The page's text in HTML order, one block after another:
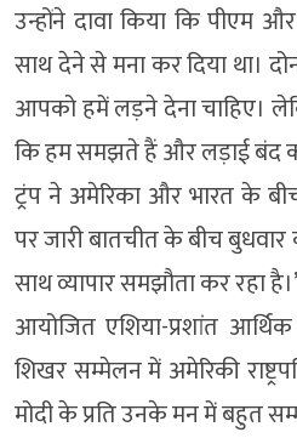
उन्होंने दावा किया कि
साथ देने से मना कर दिया था।
आपको हमें लड़ने देना चाहिए।
कि हम समझते हैं और लड़ाई बंद कर
ट्रंप ने अमेरिका और भारत के
पर जारी बातचीत के बीच
साथ व्यापार समझौता कर रहा
आयोजित एशिया-प्रशांत
शिखर सम्मेलन में अमेरिकी
मोदी के प्रति उनके मन में बहुत